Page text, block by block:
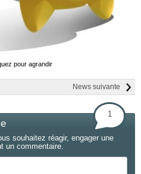
pour agrandir
News suivante
1
souhaitez réagir, engager une
un commentaire.